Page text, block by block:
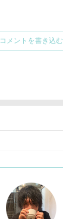
コメントを書き込む